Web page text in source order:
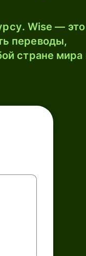
Wise — это
переводы,
стране мира